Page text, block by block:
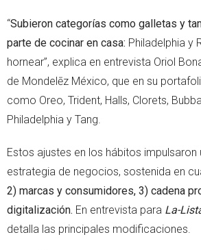
“Subieron categorías como galletas y
parte de cocinar en casa: Philadelphia y
hornear”, explica en entrevista Oriol
de Mondelēz México, que en su
como Oreo, Trident, Halls, Clorets,
Philadelphia y Tang.
Estos ajustes en los hábitos impulsaron
estrategia de negocios, sostenida en
2) marcas y consumidores, 3) cadena
digitalización. En entrevista para La-
detalla las principales modificaciones.